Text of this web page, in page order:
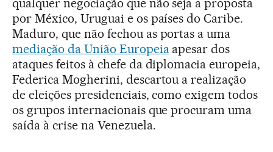
qualquer negociação que não seja a proposta
por México, Uruguai e os países do Caribe.
Maduro, que não fechou as portas a uma
mediação da União Europeiaapesar dos
ataques feitos à chefe da diplomacia europeia,
Federica Mogherini, descartou a realização
de eleições presidenciais, como exigem todos
os grupos internacionais que procuram uma
saída à crise na Venezuela.